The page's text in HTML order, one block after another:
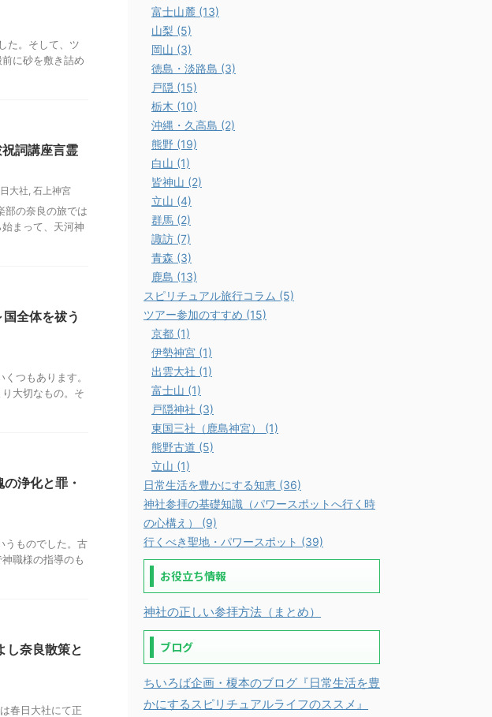
た。そして、ツ
に砂を敷き詰め
詞講座言霊
大社, 石上神宮
部の奈良の旅では
まって、天河神
全体を祓う
つもあります。
大切なもの。そ
浄化と罪・
うものでした。古
職様の指導のも
し奈良散策と
春日大社にて正
富士山麓 (13)
山梨 (5)
岡山 (3)
徳島・淡路島 (3)
戸隠 (15)
栃木 (10)
沖縄・久高島 (2)
熊野 (19)
白山 (1)
皆神山 (2)
立山 (4)
群馬 (2)
諏訪 (7)
青森 (3)
鹿島 (13)
スピリチュアル旅行コラム (5)
ツアー参加のすすめ (15)
京都 (1)
伊勢神宮 (1)
出雲大社 (1)
富士山 (1)
戸隠神社 (3)
東国三社（鹿島神宮） (1)
熊野古道 (5)
立山 (1)
日常生活を豊かにする知恵 (36)
神社参拝の基礎知識（パワースポットへ行く時
の心構え） (9)
行くべき聖地・パワースポット (39)
お役立ち情報
神社の正しい参拝方法（まとめ）
ブログ
ちいろば企画・榎本のブログ『日常生活を豊
かにするスピリチュアルライフのススメ』